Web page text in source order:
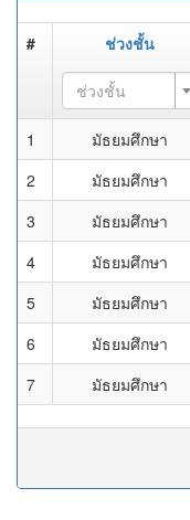
# ช่วงชั้น
ช่วงชั้น
1 มัธยมศึกษา
2
มัธยมศึกษา
3
มัธยมศึกษา
4
มัธยมศึกษา
5
มัธยมศึกษา
6
มัธยมศึกษา
7
มัธยมศึกษา